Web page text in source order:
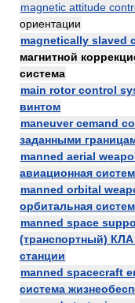
magnetic attitude
ориентации
magnetically slaved
магнитной
система
main rotor control
винтом
maneuver cemand
заданными
manned aerial
авиационная
manned orbital
орбитальная
manned space
(транспортный) КЛА
станции
manned spacecraft
система